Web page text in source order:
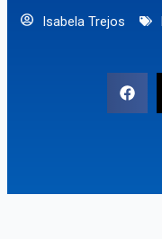
Isabela Trejos